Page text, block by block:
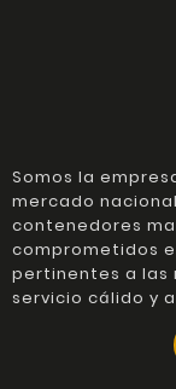
Somos la
mercado
contenedores
comprometidos
pertinentes a las
servicio cálido y